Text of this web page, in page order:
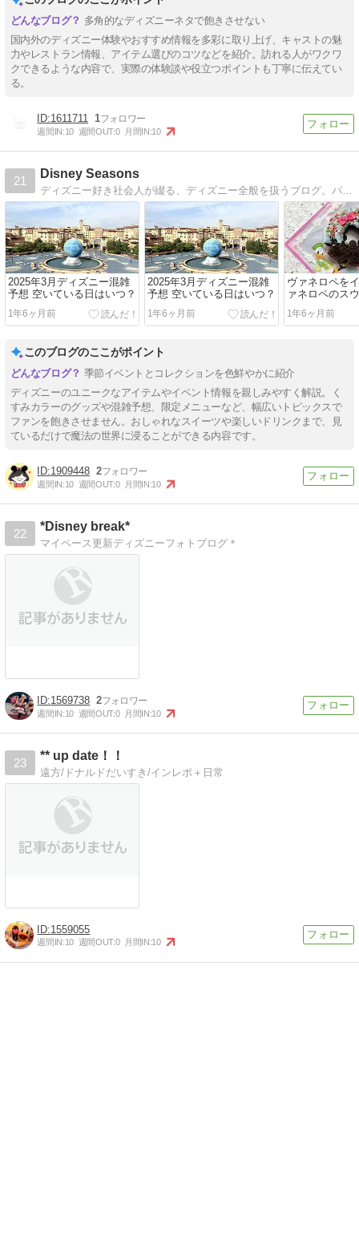
多角的なディズニーネタで飽きさせない
国内外のディズニー体験やおすすめ情報を多彩に取り上げ、キャストの魅
力やレストラン情報、アイテム選びのコツなどを紹介。訪れる人がワクワ
クできるような内容で、実際の体験談や役立つポイントも丁寧に伝えてい
る。
1611711 1
週間IN:10 週間OUT:0 月間IN:10
21
Disney Seasons
ディズニー好き社会人が綴る、ディズニー全般を扱うブログ。パーク飯・ショーパレ・豆知識がメイン
2025年3月ディズニー混雑
予想 空いている日はいつ？
1年6ヶ月前
2025年3月ディズニー混雑
予想 空いている日はいつ？
1年6ヶ月前
ヴァネロペを
ァネロペのス
ップ・ワール
ルドーナツ
1年6ヶ月前
このブログのここがポイント
季節イベントとコレクションを色鮮やかに紹介
ディズニーのユニークなアイテムやイベント情報を親しみやすく解説。く
すみカラーのグッズや混雑予想、限定メニューなど、幅広いトピックスで
ファンを飽きさせません。おしゃれなスイーツや楽しいドリンクまで、見
ているだけで魔法の世界に浸ることができる内容です。
1909448 2
週間IN:10 週間OUT:0 月間IN:10
22
*Disney break*
マイペース更新ディズニーフォトブログ＊
1569738 2
週間IN:10 週間OUT:0 月間IN:10
23
** up date！！
遠方/ドナルドだいすき/インレポ＋日常
1559055
週間IN:10 週間OUT:0 月間IN:10